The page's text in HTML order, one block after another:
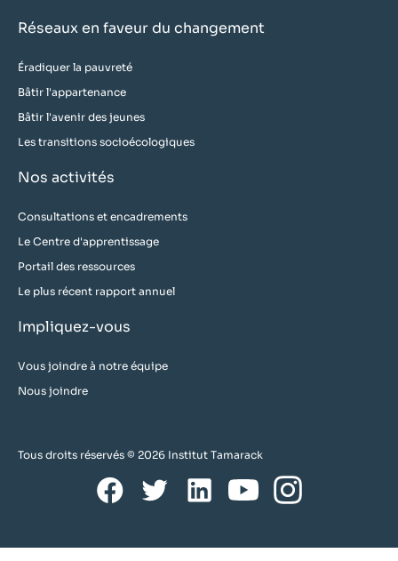
Réseaux en faveur du changement
Éradiquer la pauvreté
Bâtir l'appartenance
Bâtir l'avenir des jeunes
Les transitions socioécologiques
Nos activités
Consultations et encadrements
Le Centre d'apprentissage
Portail des ressources
Le plus récent rapport annuel
Impliquez-vous
Vous joindre à notre équipe
Nous joindre
Tous droits réservés © 2026 Institut Tamarack